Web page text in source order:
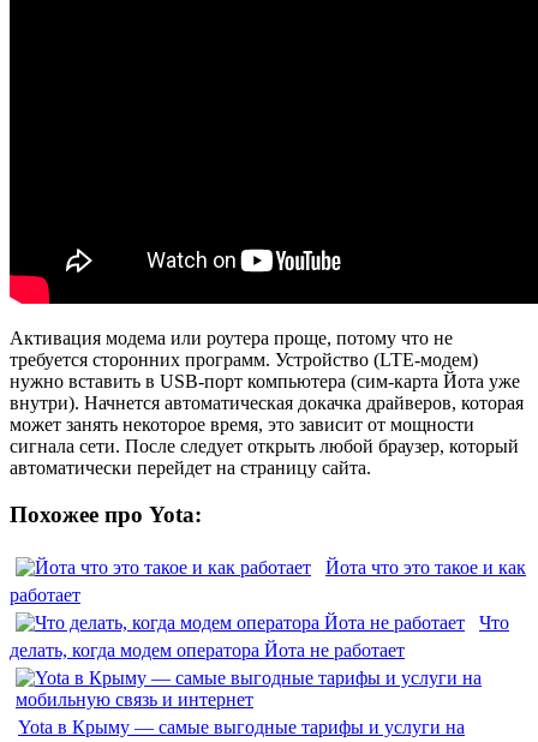
Активация модема или роутера проще, потому что не
требуется сторонних программ. Устройство (LTE-модем)
нужно вставить в USB-порт компьютера (сим-карта Йота уже
внутри). Начнется автоматическая докачка драйверов, которая
может занять некоторое время, это зависит от мощности
сигнала сети. После следует открыть любой браузер, который
автоматически перейдет на страницу сайта.
Похожее про Yota:
Йота что это такое и как
работает
Что
делать, когда модем оператора Йота не работает
Yota в Крыму — самые выгодные тарифы и услуги на